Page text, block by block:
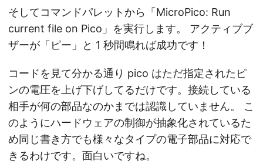
そしてコマンドパレットから「MicroPico: Run
current file on Pico」を実行します。 アクティブブ
ザーが「ピー」と 1 秒間鳴れば成功です！
コードを見て分かる通り pico はただ指定されたピ
ンの電圧を上げ下げしてるだけです。接続している
相手が何の部品なのかまでは認識していません。 こ
のようにハードウェアの制御が抽象化されているた
め同じ書き方でも様々なタイプの電子部品に対応で
きるわけです。面白いですね。